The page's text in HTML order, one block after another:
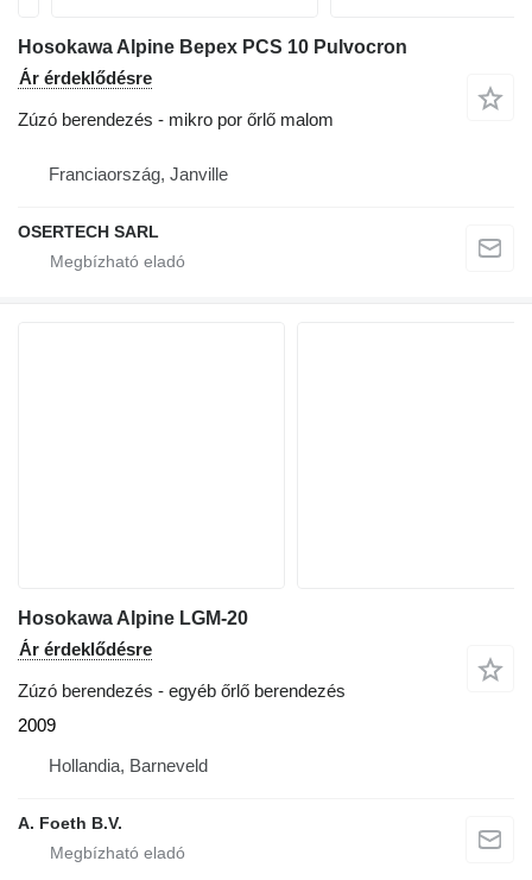
Hosokawa Alpine Bepex PCS 10 Pulvocron
Ár érdeklődésre
Zúzó berendezés - mikro por őrlő malom
Franciaország, Janville
OSERTECH SARL
Hosokawa Alpine LGM-20
Ár érdeklődésre
Zúzó berendezés - egyéb őrlő berendezés
2009
Hollandia, Barneveld
A. Foeth B.V.